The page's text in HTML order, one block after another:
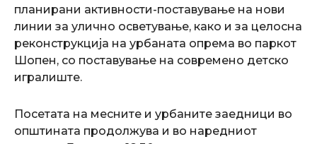
планирани активности-поставување на нови
линии за улично осветување, како и за целосна
реконструкција на урбаната опрема во паркот
Шопен, со поставување на современо детско
игралиште.
Посетата на месните и урбаните заедници во
општината продолжува и во наредниот